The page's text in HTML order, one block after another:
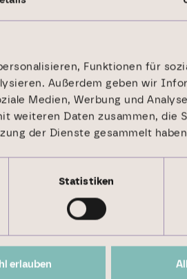
Funktionen für
Außerdem geben wir
Medien, Werbung und
weiteren Daten zusammen, die
der Dienste gesammelt
Statistiken
erlauben